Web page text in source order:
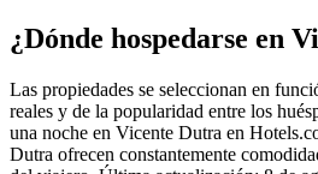
¿Dónde hospedarse en
Las propiedades se seleccionan en
reales y de la popularidad entre los
una noche en Vicente Dutra en
Dutra ofrecen constantemente